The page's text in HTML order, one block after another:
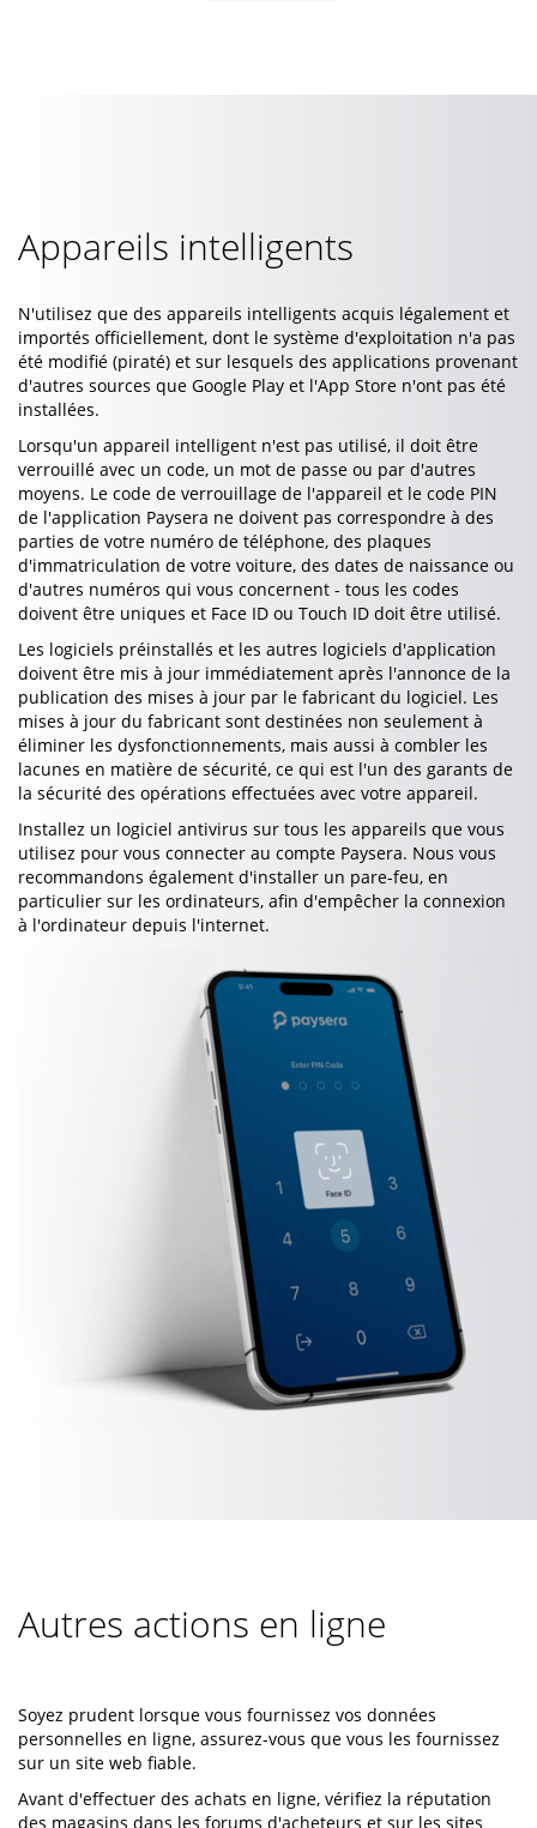
Appareils intelligents
N'utilisez que des appareils intelligents acquis légalement et
importés officiellement, dont le système d'exploitation n'a pas
été modifié (piraté) et sur lesquels des applications provenant
d'autres sources que Google Play et l'App Store n'ont pas été
installées.
Lorsqu'un appareil intelligent n'est pas utilisé, il doit être
verrouillé avec un code, un mot de passe ou par d'autres
moyens. Le code de verrouillage de l'appareil et le code PIN
de l'application Paysera ne doivent pas correspondre à des
parties de votre numéro de téléphone, des plaques
d'immatriculation de votre voiture, des dates de naissance ou
d'autres numéros qui vous concernent - tous les codes
doivent être uniques et Face ID ou Touch ID doit être utilisé.
Les logiciels préinstallés et les autres logiciels d'application
doivent être mis à jour immédiatement après l'annonce de la
publication des mises à jour par le fabricant du logiciel. Les
mises à jour du fabricant sont destinées non seulement à
éliminer les dysfonctionnements, mais aussi à combler les
lacunes en matière de sécurité, ce qui est l'un des garants de
la sécurité des opérations effectuées avec votre appareil.
Installez un logiciel antivirus sur tous les appareils que vous
utilisez pour vous connecter au compte Paysera. Nous vous
recommandons également d'installer un pare-feu, en
particulier sur les ordinateurs, afin d'empêcher la connexion
à l'ordinateur depuis l'internet.
Autres actions en ligne
Soyez prudent lorsque vous fournissez vos données
personnelles en ligne, assurez-vous que vous les fournissez
sur un site web fiable.
Avant d'effectuer des achats en ligne, vérifiez la réputation
des magasins dans les forums d'acheteurs et sur les sites